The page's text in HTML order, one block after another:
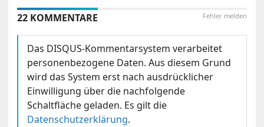
Fehler melden
22 KOMMENTARE
Das DISQUS-Kommentarsystem verarbeitet
personenbezogene Daten. Aus diesem Grund
wird das System erst nach ausdrücklicher
Einwilligung über die nachfolgende
Schaltfläche geladen. Es gilt die
Datenschutzerklärung.